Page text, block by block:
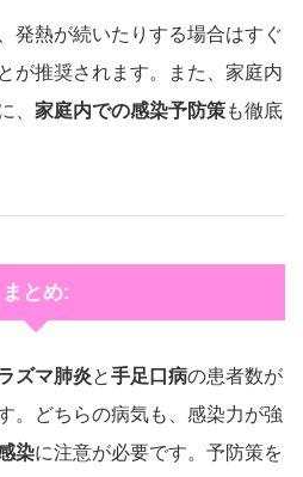
発熱が続いたりする場合はすぐ
が推奨されます。また、家庭内
、 家庭内での感染予防策も徹底
まとめ:
ズマ肺炎と手足口病の患者数が
。どちらの病気も、感染力が強
染に注意が必要です。予防策を